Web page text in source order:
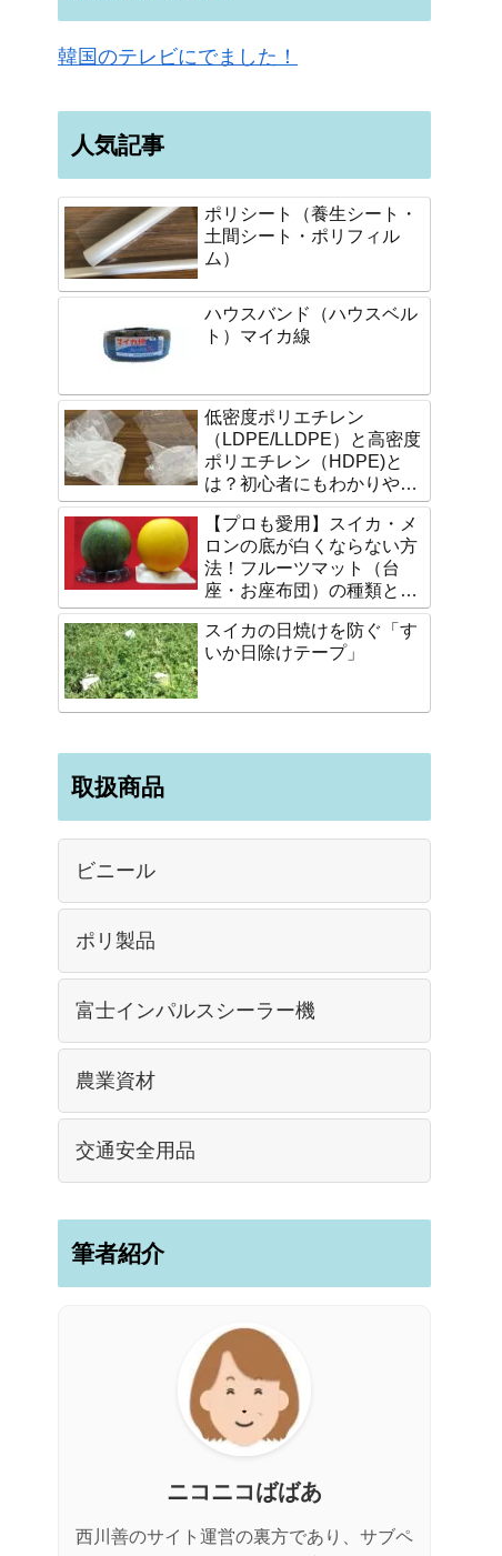
韓国のテレビにでました！
人気記事
ポリシート（養生シート・
土間シート・ポリフィル
ム）
ハウスバンド（ハウスベル
ト）マイカ線
低密度ポリエチレン
（LDPE/LLDPE）と高密度
ポリエチレン（HDPE)と
は？初心者にもわかりやす
く説明します。
【プロも愛用】スイカ・メ
ロンの底が白くならない方
法！フルーツマット（台
座・お座布団）の種類と選
び方
スイカの日焼けを防ぐ「す
いか日除けテープ」
取扱商品
ビニール
ポリ製品
富士インパルスシーラー機
農業資材
交通安全用品
筆者紹介
ニコニコばばあ
西川善のサイト運営の裏方であり、サブペ